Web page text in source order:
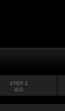
STEP 2
確認